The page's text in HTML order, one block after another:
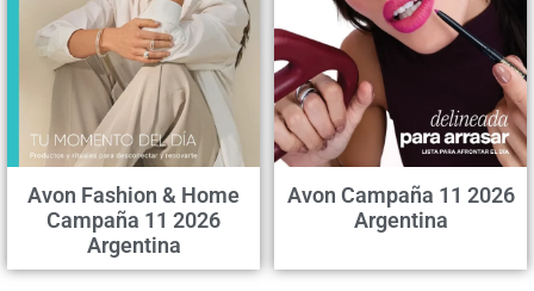
Avon Fashion & Home
Campaña 11 2026
Argentina
Avon Campaña 11 2026
Argentina